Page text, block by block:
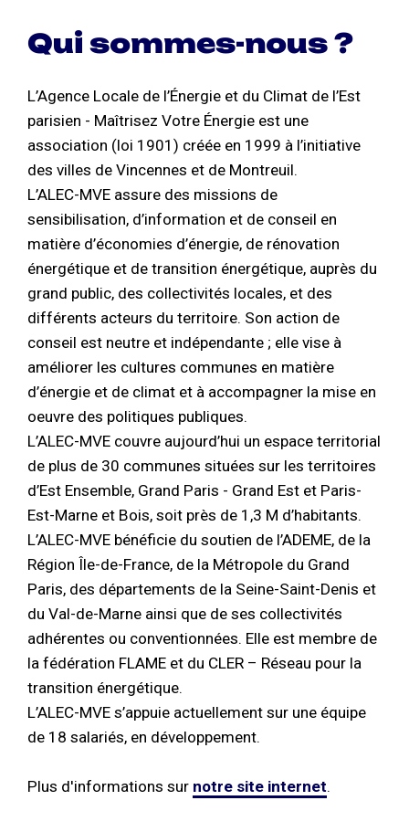
Qui sommes-nous ?
L’Agence Locale de l’Énergie et du Climat de l’Est
parisien - Maîtrisez Votre Énergie est une
association (loi 1901) créée en 1999 à l’initiative
des villes de Vincennes et de Montreuil.
L’ALEC-MVE assure des missions de
sensibilisation, d’information et de conseil en
matière d’économies d’énergie, de rénovation
énergétique et de transition énergétique, auprès du
grand public, des collectivités locales, et des
différents acteurs du territoire. Son action de
conseil est neutre et indépendante ; elle vise à
améliorer les cultures communes en matière
d’énergie et de climat et à accompagner la mise en
oeuvre des politiques publiques.
L’ALEC-MVE couvre aujourd’hui un espace territorial
de plus de 30 communes situées sur les territoires
d’Est Ensemble, Grand Paris - Grand Est et Paris-
Est-Marne et Bois, soit près de 1,3 M d’habitants.
L’ALEC-MVE bénéficie du soutien de l’ADEME, de la
Région Île-de-France, de la Métropole du Grand
Paris, des départements de la Seine-Saint-Denis et
du Val-de-Marne ainsi que de ses collectivités
adhérentes ou conventionnées. Elle est membre de
la fédération FLAME et du CLER – Réseau pour la
transition énergétique.
L’ALEC-MVE s’appuie actuellement sur une équipe
de 18 salariés, en développement.
Plus d'informations sur notre site internet.